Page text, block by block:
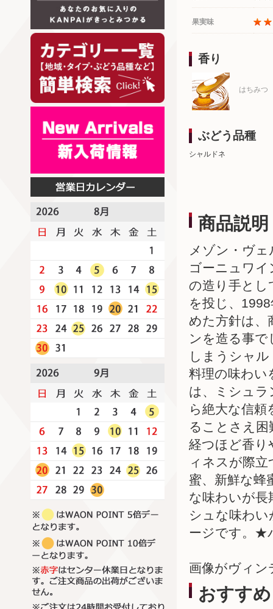
果実味
香り
はちみつ
ぶどう品種
シャルドネ
商品説明
メゾン・ヴ
ゴーニュワ
の造り手とし
を投じ、
めた方針は、
ンを造る事
しまうシャ
料理の味わい
は、ミシュ
ら絶大な信
ることさえ
経つほど香り
ィネスが際
蜜、新鮮な蜂
な味わいが長
シュな味わ
ージです。★
画像がヴィン
おすすめ